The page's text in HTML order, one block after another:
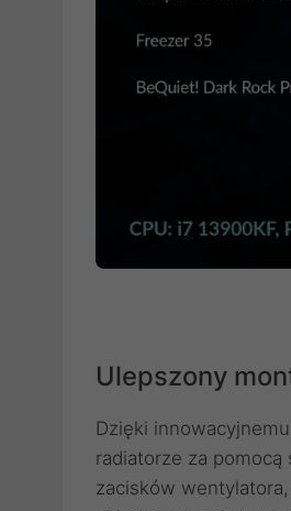
Ulepszony
Dzięki
radiatorze za
zacisków